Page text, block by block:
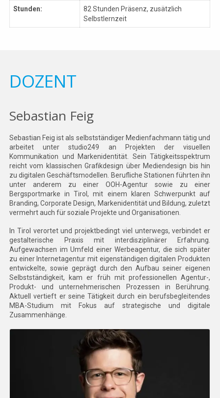
Stunden:
82 Stunden Präsenz, zusätzlich
Selbstlernzeit
DOZENT
Sebastian Feig
Sebastian Feig ist als selbstständiger Medienfachmann tätig und
arbeitet unter studio249 an Projekten der visuellen
Kommunikation und Markenidentität. Sein Tätigkeitsspektrum
reicht vom klassischen Grafikdesign über Mediendesign bis hin
zu digitalen Geschäftsmodellen. Berufliche Stationen führten ihn
unter anderem zu einer OOH-Agentur sowie zu einer
Bergsportmarke in Tirol, mit einem klaren Schwerpunkt auf
Branding, Corporate Design, Markenidentität und Bildung, zuletzt
vermehrt auch für soziale Projekte und Organisationen.
In Tirol verortet und projektbedingt viel unterwegs, verbindet er
gestalterische Praxis mit interdisziplinärer Erfahrung.
Aufgewachsen im Umfeld einer Werbeagentur, die sich später
zu einer Internetagentur mit eigenständigen digitalen Produkten
entwickelte, sowie geprägt durch den Aufbau seiner eigenen
Selbstständigkeit, kam er früh mit professionellen Agentur-,
Produkt- und unternehmerischen Prozessen in Berührung.
Aktuell vertieft er seine Tätigkeit durch ein berufsbegleitendes
MBA-Studium mit Fokus auf strategische und digitale
Zusammenhänge.